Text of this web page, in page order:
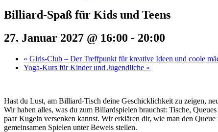
Billiard-Spaß für Kids und Teens
27. Januar 2027 @ 16:00 - 20:00
« Girls-Club – Der Treffpunkt für kreative Ideen und coole
Yoga-Kurs für Kinder und Jugendliche »
Hast du Lust, am Billiard-Tisch deine Geschicklichkeit zu zeigen,
Wir haben alles, was du zum Billardspielen brauchst: Tische,
paar Kugeln versenken kannst. Wir erklären dir, wie man den
gemeinsamen Spielen unter Beweis stellen.